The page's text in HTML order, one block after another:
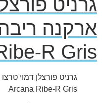
גרניט
ארקנה
R Gris
גרניט פורצלן דמוי
Arcana Ribe-R Gris